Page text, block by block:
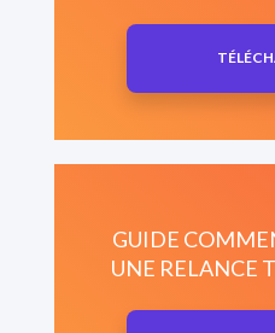
GUIDE
UNE RELANCE